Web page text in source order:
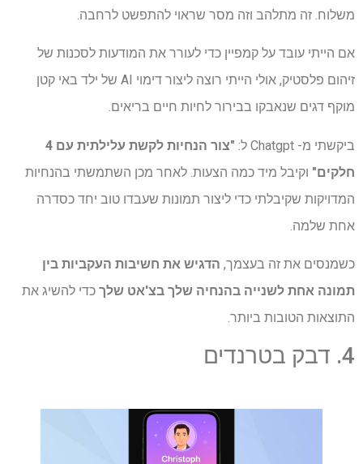
משלוח. זה מתלהב וזה מסר שראוי להתפשט לרחבה.
אם הייתי עובד על קמפיין כדי לעורר את המודעות לסכנות של
זיהום פלסטיק, אולי הייתי רוצה ליצור דימוי AI של ילד באי קטן
מוקף דגים שנאבקו בבירור לחיות חיים בריאים.
ביקשתי מ- Chatgpt ל:
"צור הנחיות לקשת עלילתית עם 4
חלקים" וקיבל מיד כמה הצעות. לאחר מכן השתמשתי בהנחיות
המדויקות שקיבלתי כדי ליצור תמונות שעבדו טוב יחד כסדרה
אחת שלמה.
כשמנסים את זה בעצמך, הדגיש את חשיבות העקביות בין
תמונה אחת לשנייה בהנחיה שלך בצ'אט שלך כדי להשיג את
התוצאות הטובות ביותר.
4. דבק בטרנדים